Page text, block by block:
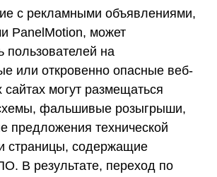
с рекламными объявлениями,
PanelMotion, может
пользователей на
или откровенно опасные веб-
могут размещаться
фальшивые розыгрыши,
предложения технической
страницы, содержащие
В результате, переход по